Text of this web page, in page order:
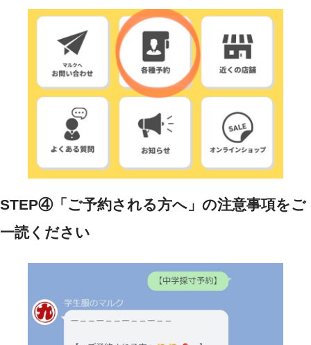
STEP④「ご予約される方へ」の注意事項をご
一読ください